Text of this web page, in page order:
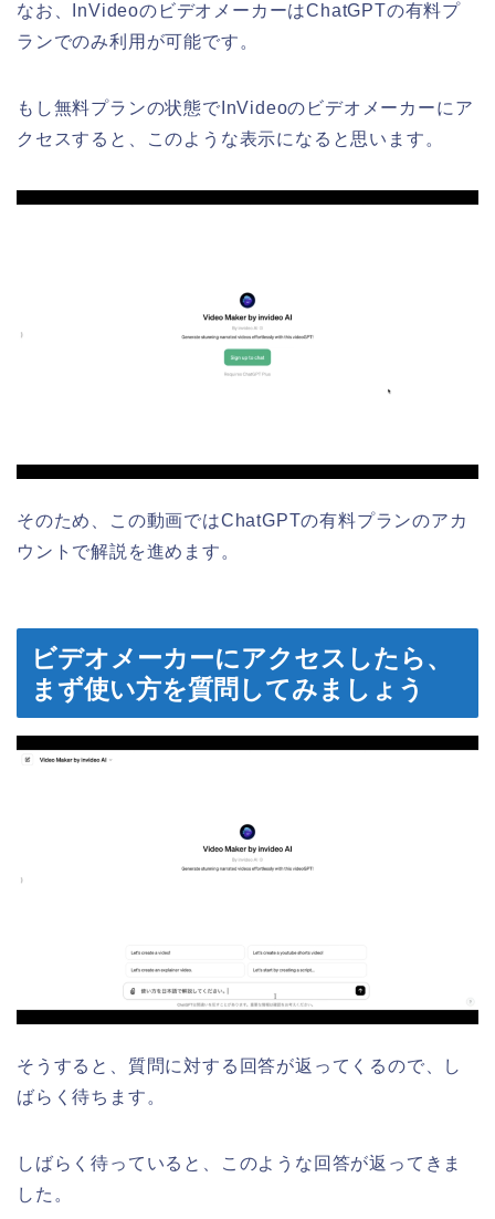
なお、InVideoのビデオメーカーはChatGPTの有料プ
ランでのみ利用が可能です。
もし無料プランの状態でInVideoのビデオメーカーにア
クセスすると、このような表示になると思います。
そのため、この動画ではChatGPTの有料プランのアカ
ウントで解説を進めます。
ビデオメーカーにアクセスしたら、
まず使い方を質問してみましょう
そうすると、質問に対する回答が返ってくるので、し
ばらく待ちます。
しばらく待っていると、このような回答が返ってきま
した。